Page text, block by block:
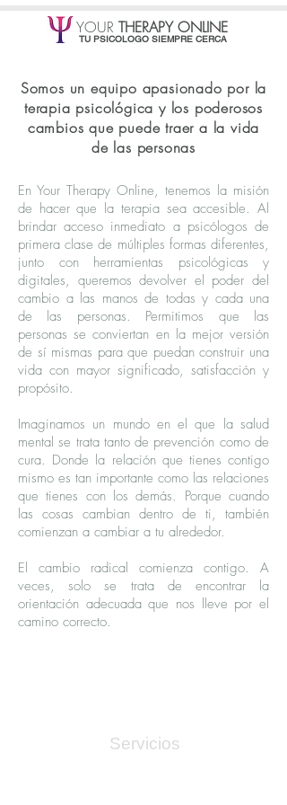
YOUR THERAPY ONLINE
TU PSICOLOGO SIEMPRE CERCA
Somos un equipo apasionado por la
terapia psicológica y los poderosos
cambios que puede traer a la vida
de las personas
En Your Therapy Online, tenemos la misión
de hacer que la terapia sea accesible. Al
brindar acceso inmediato a psicólogos de
primera clase de múltiples formas diferentes,
junto con herramientas psicológicas y
digitales, queremos devolver el poder del
cambio a las manos de todas y cada una
de las personas. Permitimos que las
personas se conviertan en la mejor versión
de sí mismas para que puedan construir una
vida con mayor significado, satisfacción y
propósito.
Imaginamos un mundo en el que la salud
mental se trata tanto de prevención como de
cura. Donde la relación que tienes contigo
mismo es tan importante como las relaciones
que tienes con los demás. Porque cuando
las cosas cambian dentro de ti, también
comienzan a cambiar a tu alrededor.
El cambio radical comienza contigo. A
veces, solo se trata de encontrar la
orientación adecuada que nos lleve por el
camino correcto.
Servicios